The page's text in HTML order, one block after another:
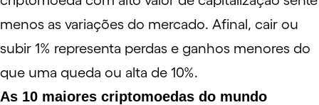
menos as variações do mercado. Afinal, cair ou
subir 1% representa perdas e ganhos menores do
que uma queda ou alta de 10%.
As 10 maiores criptomoedas do mundo